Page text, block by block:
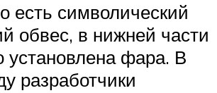
есть символический
обвес, в нижней части
установлена фара. В
разработчики